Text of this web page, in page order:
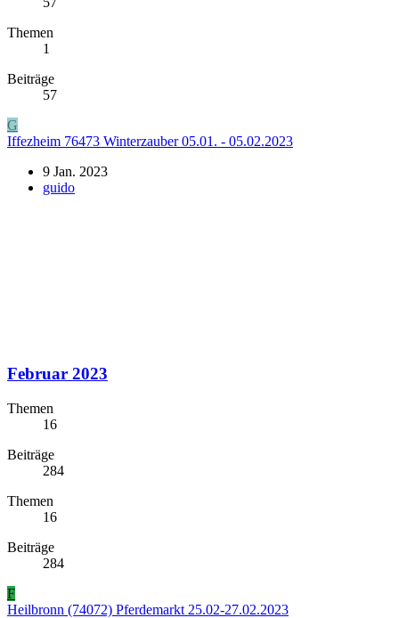
Themen
1
Beiträge
57
G
Iffezheim 76473 Winterzauber 05.01. - 05.02.2023
9 Jan. 2023
guido
Februar 2023
Themen
16
Beiträge
284
Themen
16
Beiträge
284
F
Heilbronn (74072) Pferdemarkt 25.02-27.02.2023